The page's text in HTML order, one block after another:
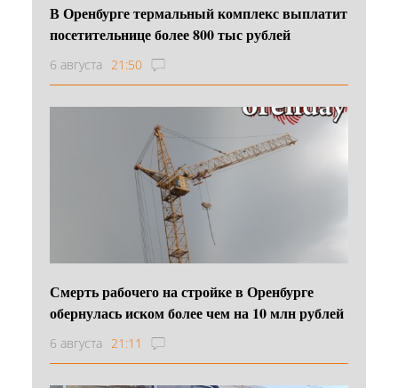
В Оренбурге термальный комплекс выплатит
посетительнице более 800 тыс рублей
6 августа 21:50
Смерть рабочего на стройке в Оренбурге
обернулась иском более чем на 10 млн рублей
6 августа 21:11